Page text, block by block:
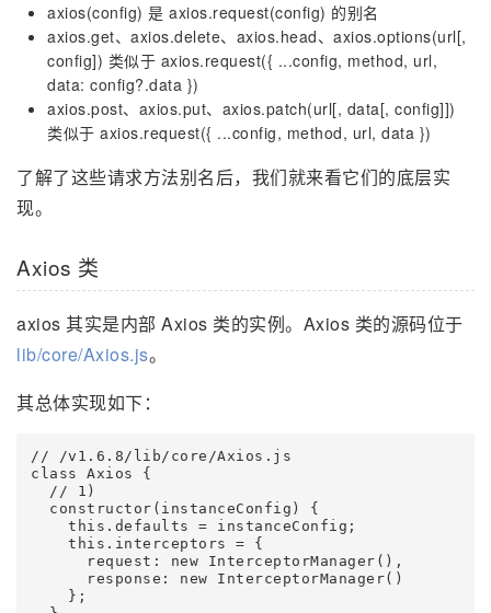
axios(config) 是 axios.request(config) 的别名
axios.get、axios.delete、axios.head、axios.options(url[,
config]) 类似于 axios.request({ ...config, method, url,
data: config?.data })
axios.post、axios.put、axios.patch(url[, data[, config]])
类似于 axios.request({ ...config, method, url, data })
了解了这些请求方法别名后，我们就来看它们的底层实
现。
Axios 类
axios 其实是内部 Axios 类的实例。Axios 类的源码位于
lib/core/Axios.js。
其总体实现如下：
// /v1.6.8/lib/core/Axios.js
class Axios {
  // 1)
  constructor(instanceConfig) {
    this.defaults = instanceConfig;
    this.interceptors = {
      request: new InterceptorManager(),
      response: new InterceptorManager()
    };